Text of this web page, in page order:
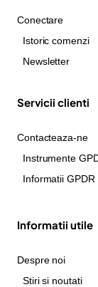
Conectare
Istoric comenzi
Newsletter
Servicii clienti
Contacteaza-ne
Instrumente
Informatii GPDR
Informatii utile
Despre noi
Stiri si noutati